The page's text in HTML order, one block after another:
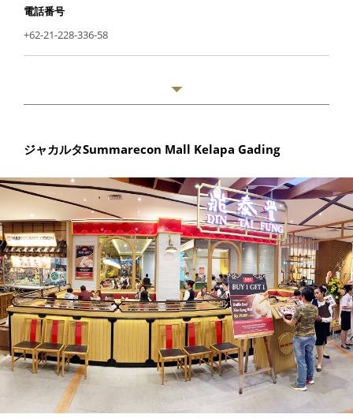
電話番号
+62-21-228-336-58
ジャカルタSummarecon Mall Kelapa Gading